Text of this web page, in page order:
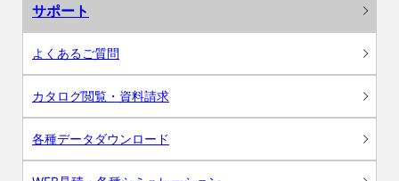
サポート
よくあるご質問
カタログ閲覧・資料請求
各種データダウンロード